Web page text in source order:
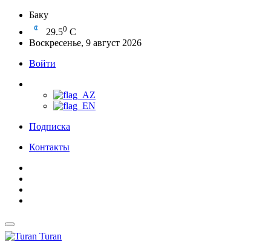
Баку
29.50 C
Воскресенье, 9 август 2026
Войти
Подписка
Контакты
Turan